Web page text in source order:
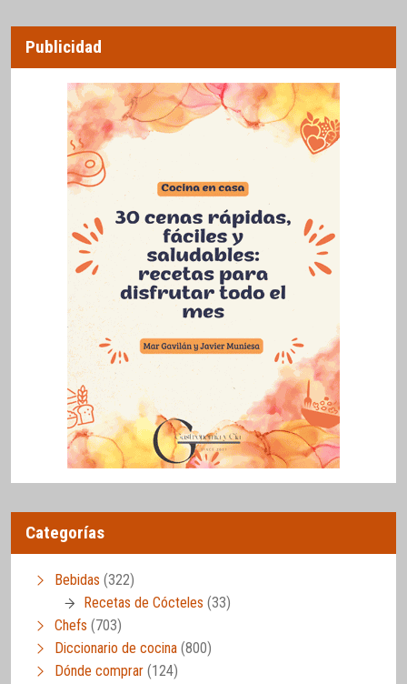
Publicidad
Categorías
Bebidas (322)
Recetas de Cócteles (33)
Chefs (703)
Diccionario de cocina (800)
Dónde comprar (124)